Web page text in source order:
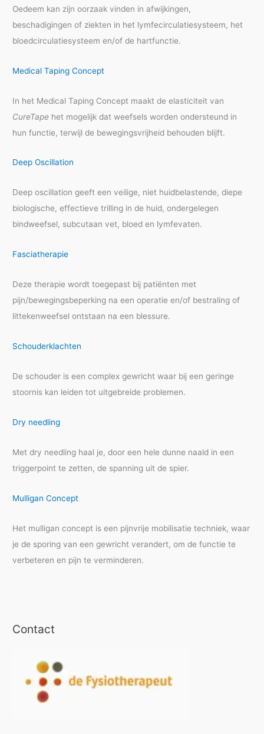
Oedeem kan zijn oorzaak vinden in afwijkingen,
beschadigingen of ziekten in het lymfecirculatiesysteem, het
bloedcirculatiesysteem en/of de hartfunctie.
Medical Taping Concept
In het Medical Taping Concept maakt de elasticiteit van
CureTape het mogelijk dat weefsels worden ondersteund in
hun functie, terwijl de bewegingsvrijheid behouden blijft.
Deep Oscillation
Deep oscillation geeft een veilige, niet huidbelastende, diepe
biologische, effectieve trilling in de huid, ondergelegen
bindweefsel, subcutaan vet, bloed en lymfevaten.
Fasciatherapie
Deze therapie wordt toegepast bij patiënten met
pijn/bewegingsbeperking na een operatie en/of bestraling of
littekenweefsel ontstaan na een blessure.
Schouderklachten
De schouder is een complex gewricht waar bij een geringe
stoornis kan leiden tot uitgebreide problemen.
Dry needling
Met dry needling haal je, door een hele dunne naald in een
triggerpoint te zetten, de spanning uit de spier.
Mulligan Concept
Het mulligan concept is een pijnvrije mobilisatie techniek, waar
je de sporing van een gewricht verandert, om de functie te
verbeteren en pijn te verminderen.
Contact